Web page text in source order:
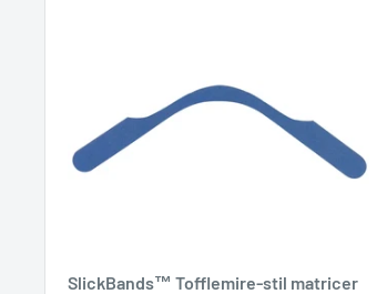
SlickBands™ Tofflemire-stil matricer